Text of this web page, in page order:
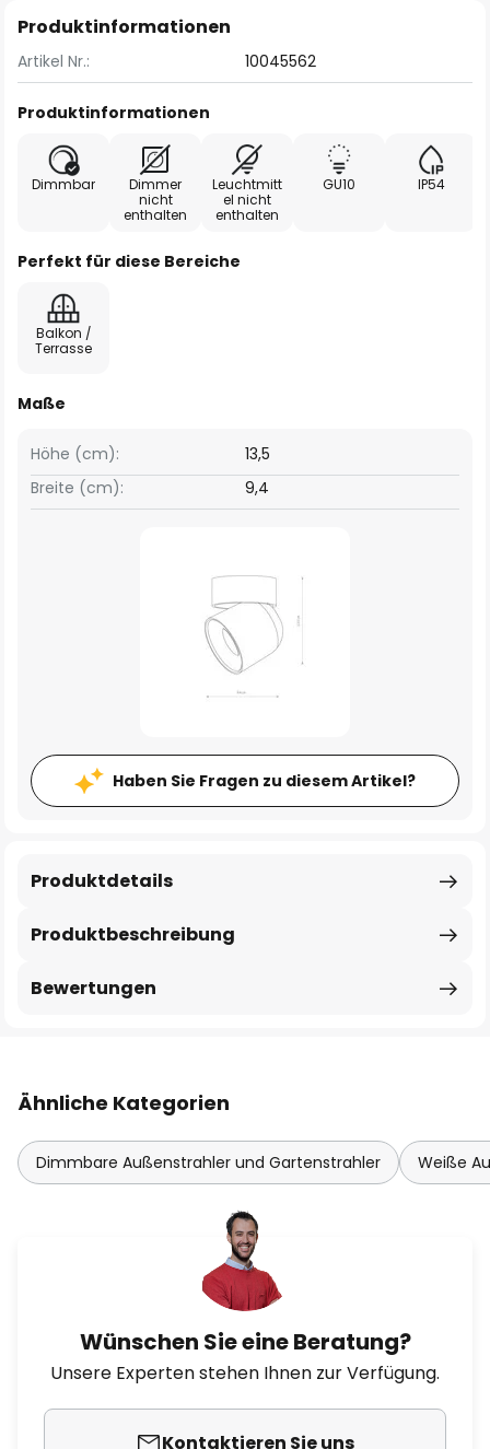
Produktinformationen
Artikel Nr.: 10045562
Produktinformationen
Dimmbar
Dimmer
nicht
enthalten
Leuchtmitt
el nicht
enthalten
GU10 IP54
Perfekt für diese Bereiche
Balkon /
Terrasse
Maße
Breite (cm): 9,4
Höhe (cm): 13,5
Haben Sie Fragen zu diesem Artikel?
Produktbeschreibung
Produktdetails
Bewertungen
Ähnliche Kategorien
Dimmbare Außenstrahler und Gartenstrahler Weiße
Wünschen Sie eine Beratung?
Unsere Experten stehen Ihnen zur Verfügung.
Kontaktieren Sie uns